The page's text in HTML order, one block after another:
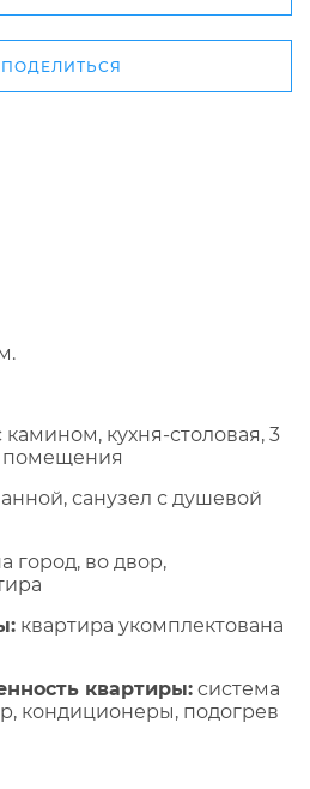
ПОДЕЛИТЬСЯ
камином, кухня-столовая, 3
помещения
санузел с душевой
город, во двор,
квартира укомплектована
квартиры: cистема
кондиционеры, подогрев